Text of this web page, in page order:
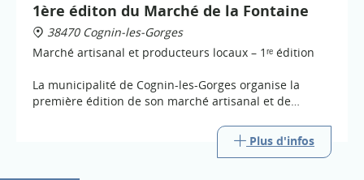
1ère éditon du Marché de la Fontaine
38470 Cognin-les-Gorges
Marché artisanal et producteurs locaux – 1ʳᵉ édition
La municipalité de Cognin-les-Gorges organise la
première édition de son marché artisanal et de
Plus d'infos